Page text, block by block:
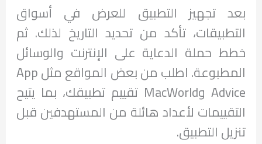
بعد تجهيز التطبيق للعرض في أسواق
التطبيقات، تأكد من تحديد التاريخ لذلك. ثم
خطط حملة الدعاية على الإنترنت والوسائل
المطبوعة. اطلب من بعض المواقع مثل App
Advice وMacWorld تقييم تطبيقك، بما يتيح
التقييمات لأعداد هائلة من المستهدفين قبل
تنزيل التطبيق.